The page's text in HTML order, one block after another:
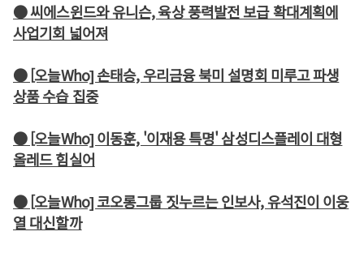
● 씨에스윈드와 유니슨, 육상 풍력발전 보급 확대계획에
사업기회 넓어져
● [오늘Who] 손태승, 우리금융 북미 설명회 미루고 파생
상품 수습 집중
● [오늘Who] 이동훈, '이재용 특명' 삼성디스플레이 대형
올레드 힘실어
● [오늘Who] 코오롱그룹 짓누르는 인보사, 유석진이 이웅
열 대신할까